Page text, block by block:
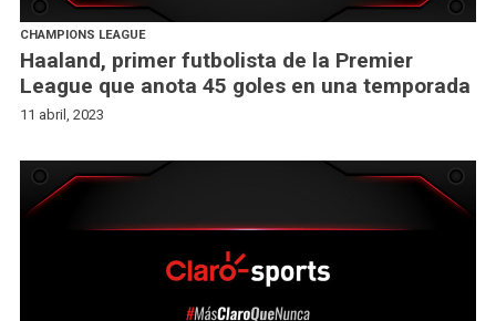
CHAMPIONS LEAGUE
Haaland, primer futbolista de la Premier
League que anota 45 goles en una temporada
11 abril, 2023